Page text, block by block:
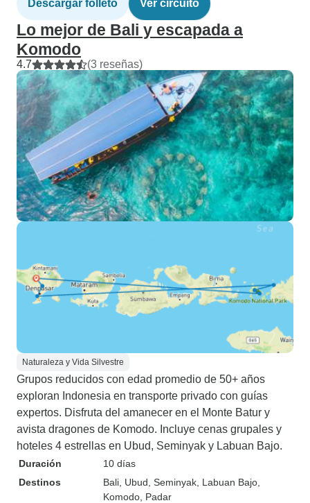
Descargar folleto Ver circuito
Lo mejor de Bali y escapada a
Komodo
4.7 (3 reseñas)
Naturaleza y Vida Silvestre
Grupos reducidos con edad promedio de 50+ años
exploran Indonesia en transporte privado con guías
expertos. Disfruta del amanecer en el Monte Batur y
avista dragones de Komodo. Incluye cenas grupales y
hoteles 4 estrellas en Ubud, Seminyak y Labuan Bajo.
Duración
10 días
Destinos
Bali , Ubud , Seminyak , Labuan Bajo
Komodo , Padar